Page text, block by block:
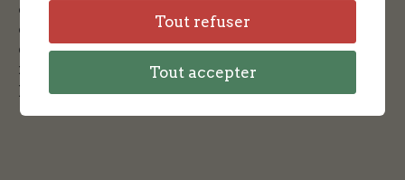
commissaire à la sécurité du poste de
commandement. Il est aussi chargé de stocker
des armes et d’entraîner au tir les jeunes
recrues issues des réfractaires au STO.
Marcel Massion est homologué FFI.
Tout refuser
Tout accepter